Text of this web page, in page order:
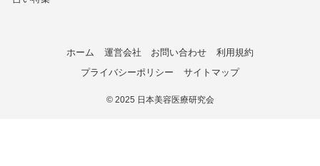
ホーム 運営会社 お問い合わせ
利用規約
プライバシーポリシー
サイトマップ
©2025 日本美容医療研究会